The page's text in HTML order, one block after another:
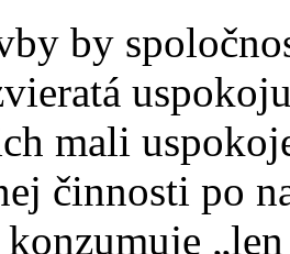
by
mali
činnosti po